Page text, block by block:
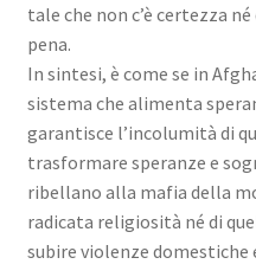
tale che non c’è certezza
pena.
In sintesi, è come se in
sistema che alimenta
garantisce l’incolumità di
trasformare speranze e
ribellano alla mafia della
radicata religiosità né di
subire violenze domestiche